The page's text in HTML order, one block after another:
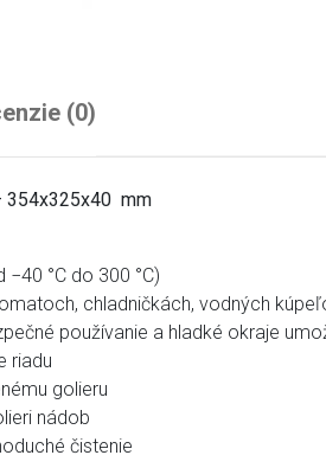
(0)
354x325x40 mm
°C do 300 °C)
chladničkách, vodných
používanie a hladké okraje
riadu
golieru
nádob
čistenie